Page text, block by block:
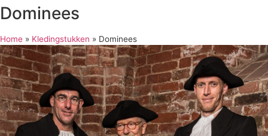
Dominees
Home » Kledingstukken » Dominees